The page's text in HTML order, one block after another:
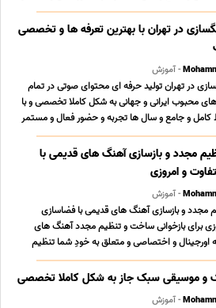
کارهای قوی در سبکهای مختلف و تعرفه های بسیار
و حداقلی تولید محتوای فا ... ...
در تهران با بهترین تعرفه ها و تخصصی
- آموزش
در تهران تولید حرفه ای محتوای صوتی در تمام
محبوب ایرانی و جهانی به شکل کاملا تخصصی و با
و جامع و سال ها تجربه و حضور فعال و مستمر
کارهای قوی در سبکهای مختلف و تعرفه های بسیار
و حداقلی تولید محتوای ... ...
مجدد و بازسازی آهنگ های قدیمی با
و امروزی
- آموزش
و بازسازی آهنگ های قدیمی با فضاسازی
برای بازخوانی ساخت و تنظیم مجدد آهنگ های
اورجینال و اختصاصی و متعلق به خودِ شما تنظیم
قدیمی به شکلی که مخاطب امروز با آن به راحتی
با نمونه کارهای قوی و تعرفه های ... ...
و موسیقی سبک جاز به شکل کاملا تخصصی
- آموزش